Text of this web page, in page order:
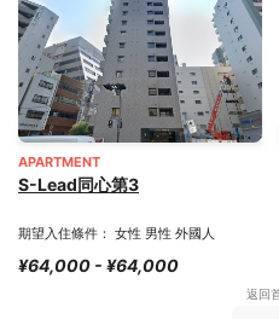
APARTMENT
S-Lead同心第3
期望入住條件： 女性 男性 外國人
¥64,000 - ¥64,000